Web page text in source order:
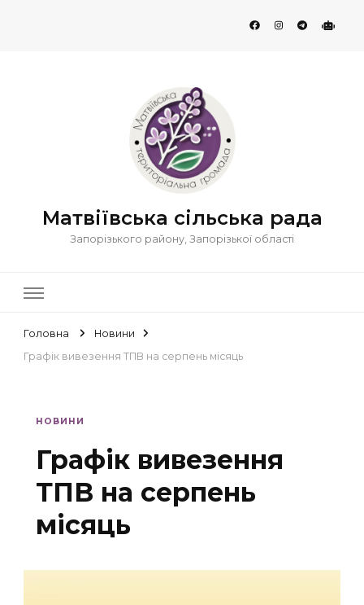
Матвіївська сільська рада
Запорізького району, Запорізької області
Головна
Новини
Графік вивезення ТПВ на серпень місяць
НОВИНИ
Графік вивезення
ТПВ на серпень
місяць